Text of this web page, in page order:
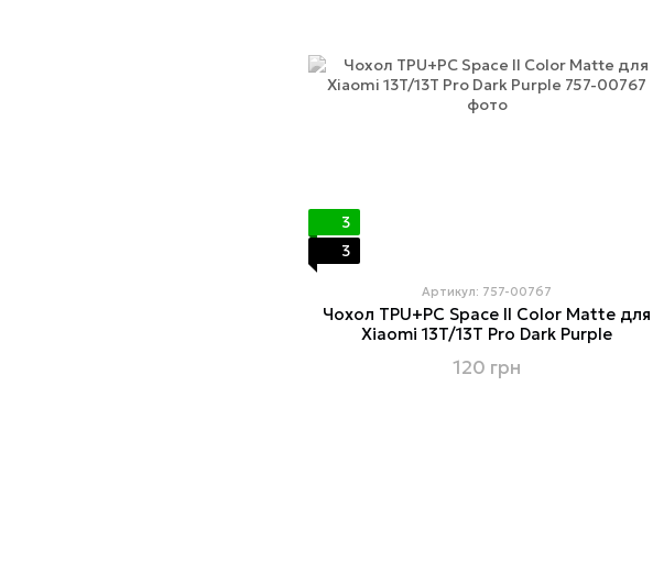
3
3
Артикул: 757-00767
Чохол TPU+PC Space II Color Matte для
Xiaomi 13T/13T Pro Dark Purple
120 грн